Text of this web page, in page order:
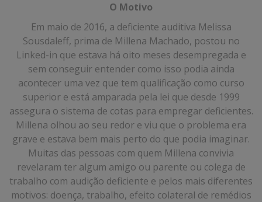
O Motivo
Em maio de 2016, a deficiente auditiva Melissa
Sousdaleff, prima de Millena Machado, postou no
Linked-in que estava há oito meses desempregada e
sem conseguir entender como isso podia ainda
acontecer uma vez que tem qualificação como curso
superior e está amparada pela lei que desde 1999
assegura o sistema de cotas para empregar deficientes.
Millena olhou ao seu redor e viu que o problema era
grave e estava bem mais perto do que podia imaginar.
Muitas das pessoas com quem Millena convivia
revelaram ter algum amigo ou parente ou colega de
trabalho com audição deficiente e pelos mais diferentes
motivos: doença, trabalho, efeito colateral de remédios